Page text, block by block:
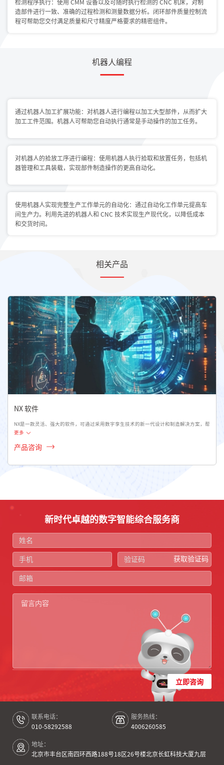
检测程序执行：使用 CMM 设备以及可随时执行检测的 CNC 机床，对制
造部件进行一致、准确的过程检测和测量数据分析。闭环部件质量控制流
程可帮助您交付满足质量和尺寸精度严格要求的精密组件。
机器人编程
通过机器人加工扩展功能：对机器人进行编程以加工大型部件，从而扩大
加工工件范围。机器人可帮助您自动执行通常是手动操作的加工任务。
对机器人的拾放工序进行编程：使用机器人执行拾取和放置任务，包括机
器管理和工具装载，实现部件制造操作的更高自动化。
使用机器人实现完整生产工作单元的自动化：通过自动化工作单元提高车
间生产力。利用先进的机器人和 CNC 技术实现生产现代化，以降低成本
和交货时间。
相关产品
NX 软件
NX是一款灵活、强大的软件，可通过采用数字孪生技术的新一代设计和制造解决方案，帮
更多
产品咨询
新时代卓越的数字智能综合服务商
获取验证码
立即咨询
联系电话：
010-58292588
服务热线：
4006260585
地址：
北京市丰台区南四环西路188号18区26号楼北京长虹科技大厦九层